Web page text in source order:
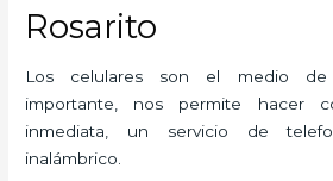
Rosarito
Los celulares son el medio de
importante, nos permite hacer
inmediata, un servicio de
inalámbrico.